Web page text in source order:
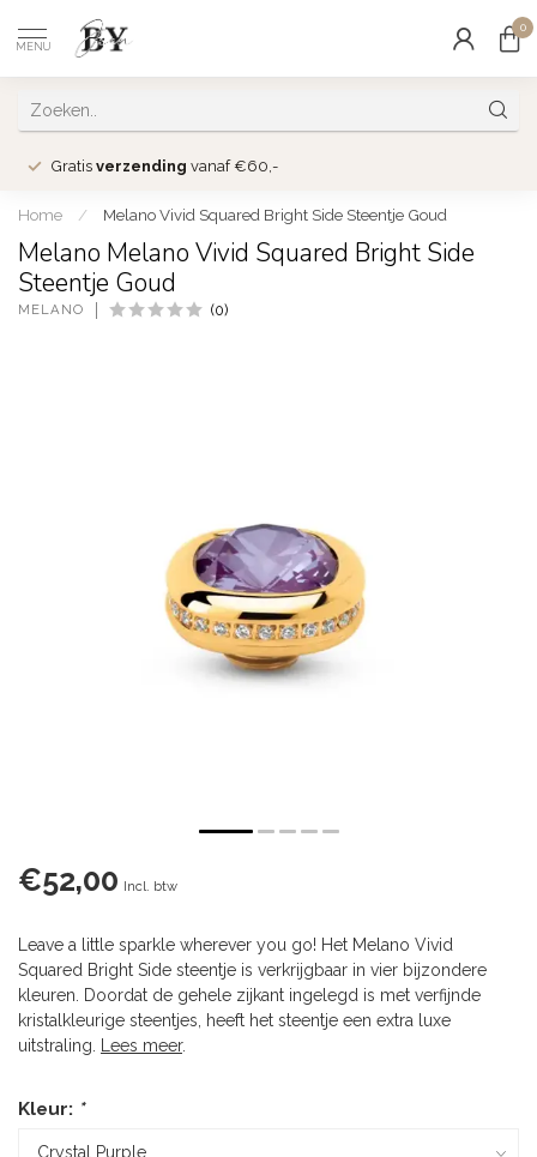
MENU
0
Gratis verzending vanaf €60,-
Home / Melano Vivid Squared Bright Side Steentje Goud
Melano Melano Vivid Squared Bright Side
Steentje Goud
MELANO (0)
€52,00 Incl. btw
Leave a little sparkle wherever you go! Het Melano Vivid
Squared Bright Side steentje is verkrijgbaar in vier bijzondere
kleuren. Doordat de gehele zijkant ingelegd is met verfijnde
kristalkleurige steentjes, heeft het steentje een extra luxe
uitstraling.
Lees meer.
Kleur: *